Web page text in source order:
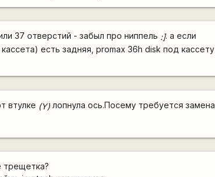
37 отверстий - забыл про ниппель :]. а если
есть задняя, promax 36h disk под кассету
втулке (Y) лопнула ось.Посему требуется замена
трещетка?